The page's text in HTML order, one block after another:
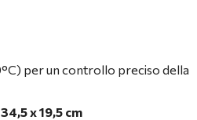
per un controllo preciso della
x 19,5 cm